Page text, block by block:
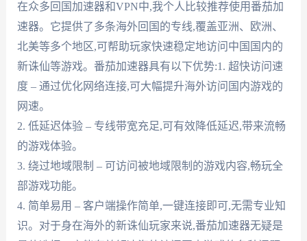
在众多回国加速器和VPN中,我个人比较推荐使用番茄加
速器。它提供了多条海外回国的专线,覆盖亚洲、欧洲、
北美等多个地区,可帮助玩家快速稳定地访问中国国内的
新诛仙等游戏。番茄加速器具有以下优势:1. 超快访问速
度 – 通过优化网络连接,可大幅提升海外访问国内游戏的
网速。
2. 低延迟体验 – 专线带宽充足,可有效降低延迟,带来流畅
的游戏体验。
3. 绕过地域限制 – 可访问被地域限制的游戏内容,畅玩全
部游戏功能。
4. 简单易用 – 客户端操作简单,一键连接即可,无需专业知
识。对于身在海外的新诛仙玩家来说,番茄加速器无疑是